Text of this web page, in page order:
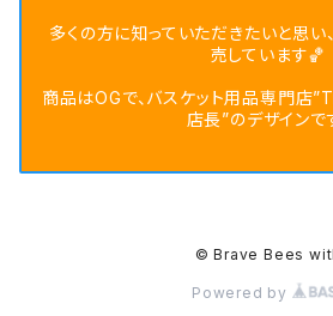
多くの方に知っていただきたいと思い
売しています🏀
商品はOGで、バスケット用品専門
店長”のデザインで
© Brave Bees
Powered by